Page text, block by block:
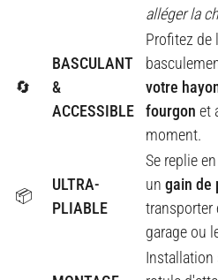
alléger la
🔄
BASCULANT
&
ACCESSIBLE
Profitez de
votre
fourgon et
moment.
📦
ULTRA-
PLIABLE
Se replie
un gain de
transporter
garage ou